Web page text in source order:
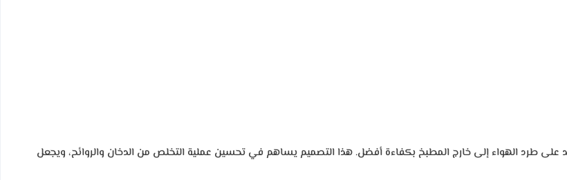
طرد الهواء إلى خارج المطبخ بكفاءة أفضل. هذا التصميم يساهم في تحسين عملية التخلص من الدخان والروائح، ويجعل